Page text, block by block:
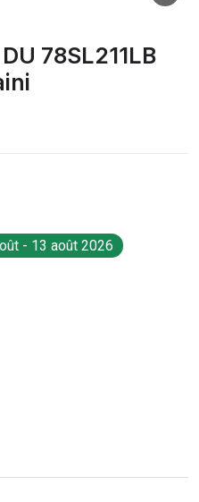
78SL211LB
- 13 août 2026